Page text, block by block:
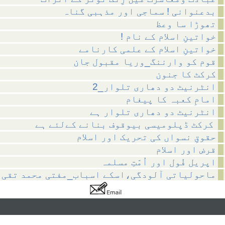
بدعنوانی ! سماجی اور مذہبی گناہ
تھوڑا سا وعظ
! خواتینِ اسلام کے نام
خواتینِ اسلام کے علمی کارنامے
قوم کو وارننگ_وریا مقبول جان
کرکٹ کا جنون
انٹرنیٹ دو دھاری تلوار_2
امامِ کعبہ کا پیغام
انٹرنیٹ دو دھاری تلوار ہے
حقوقِ نسواں کی تحریک اور اسلام
قرض اور اسلام
اپریل فُول اور اُمّتِ مسلمہ
ماحولیاتی آلودگی،اسکے اسباب_مفتی محمد